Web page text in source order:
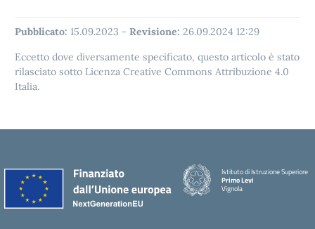
Pubblicato: 15.09.2023 - Revisione: 26.09.2024 12:29
Eccetto dove diversamente specificato, questo articolo è stato
rilasciato sotto Licenza Creative Commons Attribuzione 4.0
Italia.
Istituto di Istruzione Superiore
Primo Levi
Vignola